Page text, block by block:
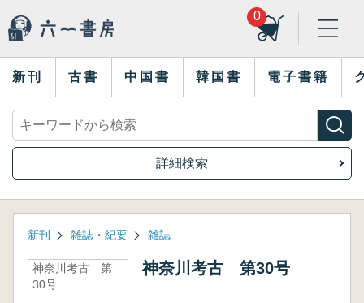
0
新刊 古書 中国書 韓国書 電子書籍
詳細検索
新刊 雑誌・紀要 雑誌
神奈川考古 第
30号
神奈川考古 第30号